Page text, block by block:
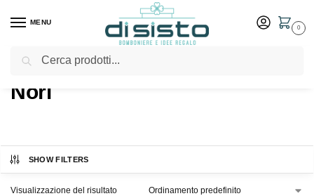
MENU
0
Home Shop Prodotti taggati “Nori”
Nori
SHOW FILTERS
Visualizzazione del risultato